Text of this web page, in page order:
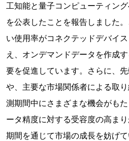
工知能と量子コンピューティン
を公表したことを報告しました
い使用率がコネクテッドデバイ
え、オンデマンドデータを作成
要を促進しています。さらに、
や、主要な市場関係者による取
測期間中にさまざまな機会がも
ータ精度に対する受容度の高ま
期間を通じて市場の成長を妨げて